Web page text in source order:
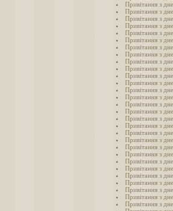
Привітання з
Привітання з
Привітання з
Привітання з
Привітання з
Привітання з
Привітання з
Привітання з
Привітання з
Привітання з
Привітання з
Привітання з
Привітання з
Привітання з
Привітання з
Привітання з
Привітання з
Привітання з
Привітання з
Привітання з
Привітання з
Привітання з
Привітання з
Привітання з
Привітання з
Привітання з
Привітання з
Привітання з
Привітання з